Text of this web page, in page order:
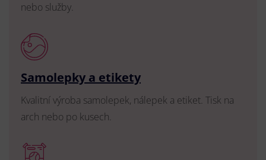
nebo služby.
Samolepky a etikety
Kvalitní výroba samolepek, nálepek a etiket. Tisk na
arch nebo po kusech.